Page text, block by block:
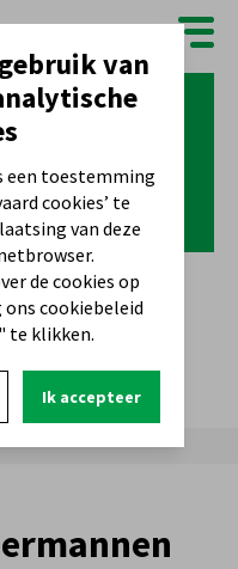
Dierenwelzijn
van
een toestemming
cookies’ te
van deze
de cookies op
ons cookiebeleid
" te klikken.
Ik accepteer